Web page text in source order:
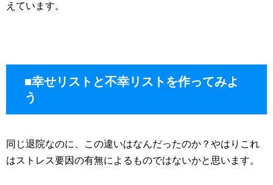
えています。
■幸せリストと不幸リストを作ってみよ
う
同じ退院なのに、この違いはなんだったのか？やはりこれ
はストレス要因の有無によるものではないかと思います。